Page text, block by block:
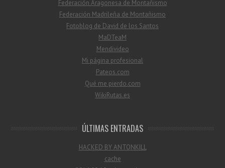
Federación Aragonesa de Montañismo
Federación Madrileña de Montañismo
Fotoblog de David de los Santos
MaDTeaM
Mendivideo
Mi página profesional
Pateos.com
Qué me pierdo.com
WikiRutas.es
ÚLTIMAS ENTRADAS
HACKED BY ANTONKILL
cache